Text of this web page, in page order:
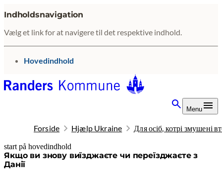
Indholdsnavigation
Vælg et link for at navigere til det respektive indhold.
gå til
Hovedindhold
Menu
Forside Hjælp Ukraine Для осіб, котрі змушені
start på hovedindhold
Якщо ви знову виїзджаєте чи переїзджаєте з
Данії
senest opdateret 19. januar 2026